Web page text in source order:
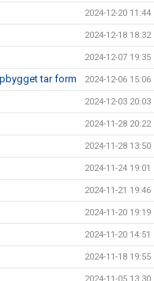
2024-12-20 11:44
2024-12-18 18:32
2024-12-07 19:35
tar form 2024-12-06 15:06
2024-12-03 20:03
2024-11-28 20:22
2024-11-28 13:50
2024-11-24 19:01
2024-11-21 19:46
2024-11-20 19:19
2024-11-20 14:51
2024-11-18 19:55